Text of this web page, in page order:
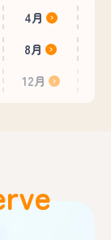
4月
8月
12月